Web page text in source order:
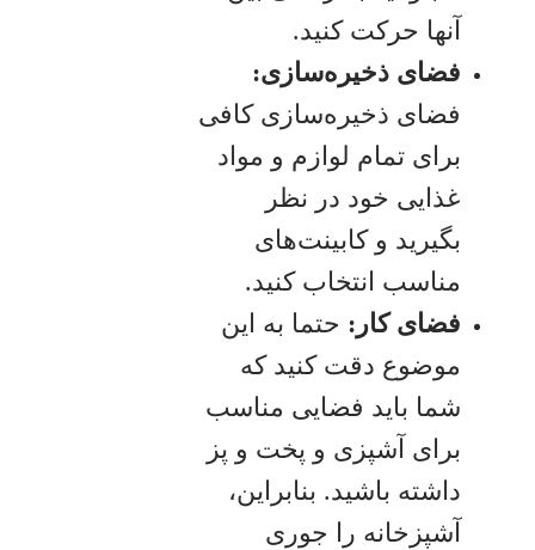
آنها حرکت کنید.
فضای ذخیره‌سازی:
فضای ذخیره‌سازی کافی
برای تمام لوازم و مواد
غذایی خود در نظر
بگیرید و کابینت‌های
مناسب انتخاب کنید.
فضای کار: حتما به این
موضوع دقت کنید که
شما باید فضایی مناسب
برای آشپزی و پخت و پز
داشته باشید. بنابراین،
آشپزخانه را جوری